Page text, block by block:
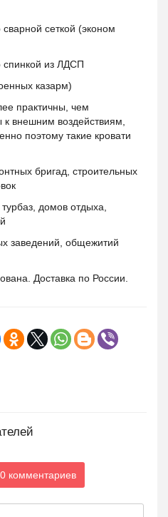
сеткой (эконом
спинкой из ЛДСП
казарм)
практичны, чем
внешним воздействиям,
поэтому такие кровати
бригад, строительных
домов отдыха,
заведений, общежитий
Доставка по России.
комментариев